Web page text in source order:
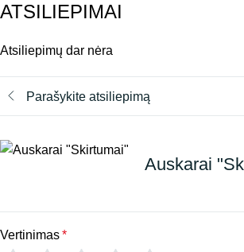
ATSILIEPIMAI
Atsiliepimų dar nėra
Parašykite atsiliepimą
Auskarai
Vertinimas*